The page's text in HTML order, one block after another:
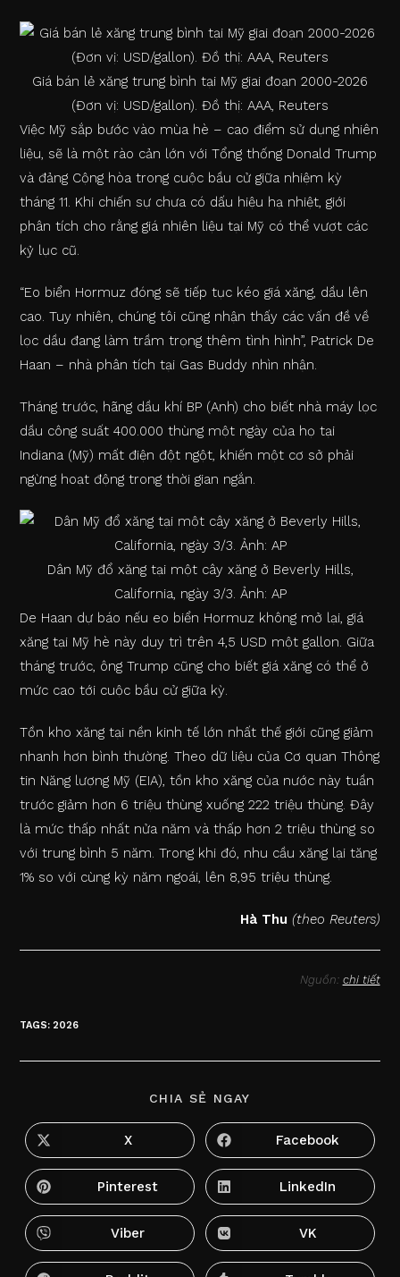
Giá bán lẻ xăng trung bình tại Mỹ giai đoạn 2000-2026
(Đơn vị: USD/gallon). Đồ thị: AAA, Reuters
Việc Mỹ sắp bước vào mùa hè – cao điểm sử dụng nhiên
liệu, sẽ là một rào cản lớn với Tổng thống Donald Trump
và đảng Cộng hòa trong cuộc bầu cử giữa nhiệm kỳ
tháng 11. Khi chiến sự chưa có dấu hiệu hạ nhiệt, giới
phân tích cho rằng giá nhiên liệu tại Mỹ có thể vượt các
kỷ lục cũ.
“Eo biển Hormuz đóng sẽ tiếp tục kéo giá xăng, dầu lên
cao. Tuy nhiên, chúng tôi cũng nhận thấy các vấn đề về
lọc dầu đang làm trầm trọng thêm tình hình”, Patrick De
Haan – nhà phân tích tại Gas Buddy nhìn nhận.
Tháng trước, hãng dầu khí BP (Anh) cho biết nhà máy lọc
dầu công suất 400.000 thùng một ngày của họ tại
Indiana (Mỹ) mất điện đột ngột, khiến một cơ sở phải
ngừng hoạt động trong thời gian ngắn.
Dân Mỹ đổ xăng tại một cây xăng ở Beverly Hills,
California, ngày 3/3. Ảnh: AP
De Haan dự báo nếu eo biển Hormuz không mở lại, giá
xăng tại Mỹ hè này duy trì trên 4,5 USD một gallon. Giữa
tháng trước, ông Trump cũng cho biết giá xăng có thể ở
mức cao tới cuộc bầu cử giữa kỳ.
Tồn kho xăng tại nền kinh tế lớn nhất thế giới cũng giảm
nhanh hơn bình thường. Theo dữ liệu của Cơ quan Thông
tin Năng lượng Mỹ (EIA), tồn kho xăng của nước này tuần
trước giảm hơn 6 triệu thùng xuống 222 triệu thùng. Đây
là mức thấp nhất nửa năm và thấp hơn 2 triệu thùng so
với trung bình 5 năm. Trong khi đó, nhu cầu xăng lại tăng
1% so với cùng kỳ năm ngoái, lên 8,95 triệu thùng.
Hà Thu (theo Reuters)
Nguồn: chi tiết
TAGS:2026
CHIA SẺ NGAY
CONTENT
Opens
in
a
new
window
X
Opens
in
a
new
window
Facebook
Opens
in
a
new
window
Pinterest
Opens
in
a
new
window
LinkedIn
Opens
in
a
Viber
Opens
in
a
VK